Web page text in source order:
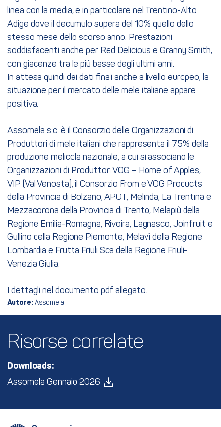
linea con la media, e in particolare nel Trentino-Alto
Adige dove il decumulo supera del 10% quello dello
stesso mese dello scorso anno. Prestazioni
soddisfacenti anche per Red Delicious e Granny Smith,
con giacenze tra le più basse degli ultimi anni.
In attesa quindi dei dati finali anche a livello europeo, la
situazione per il mercato delle mele italiane appare
positiva.
Assomela s.c. è il Consorzio delle Organizzazioni di
Produttori di mele italiani che rappresenta il 75% della
produzione melicola nazionale, a cui si associano le
Organizzazioni di Produttori VOG – Home of Apples,
VIP (Val Venosta), il Consorzio From e VOG Products
della Provincia di Bolzano, APOT, Melinda, La Trentina e
Mezzacorona della Provincia di Trento, Melapiù della
Regione Emilia-Romagna, Rivoira, Lagnasco, Joinfruit e
Gullino della Regione Piemonte, Melavì della Regione
Lombardia e Frutta Friuli Sca della Regione Friuli-
Venezia Giulia.
I dettagli nel documento pdf allegato.
Autore: Assomela
Risorse correlate
Downloads:
Assomela Gennaio 2026